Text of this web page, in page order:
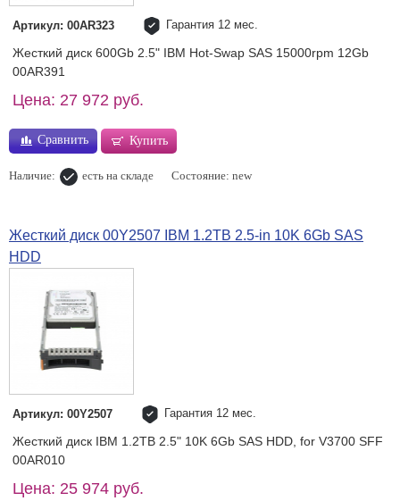
Артикул: 00AR323 Гарантия 12 мес.
Жесткий диск 600Gb 2.5" IBM Hot-Swap SAS 15000rpm 12Gb
00AR391
Цена: 27 972 руб.
Сравнить Купить
Наличие: есть на складе Состояние: new
Жесткий диск 00Y2507 IBM 1.2TB 2.5-in 10K 6Gb SAS
HDD
Артикул: 00Y2507 Гарантия 12 мес.
Жесткий диск IBM 1.2TB 2.5" 10K 6Gb SAS HDD, for V3700 SFF
00AR010
Цена: 25 974 руб.